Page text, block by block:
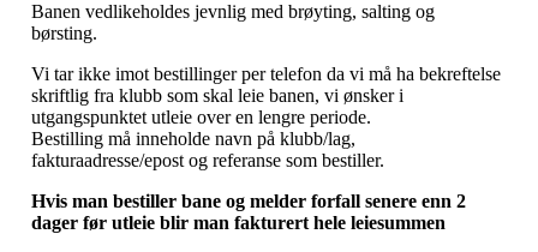
Banen vedlikeholdes jevnlig med brøyting, salting og
børsting.
Vi tar ikke imot bestillinger per telefon da vi må ha bekreftelse
skriftlig fra klubb som skal leie banen, vi ønsker i
utgangspunktet utleie over en lengre periode.
Bestilling må inneholde navn på klubb/lag,
fakturaadresse/epost og referanse som bestiller.
Hvis man bestiller bane og melder forfall senere enn 2
dager før utleie blir man fakturert hele leiesummen